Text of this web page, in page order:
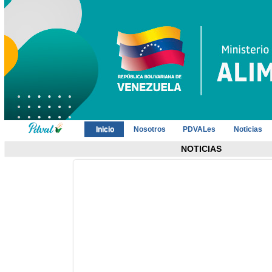
Inicio Nosotros PDVALes Noticias
NOTICIAS